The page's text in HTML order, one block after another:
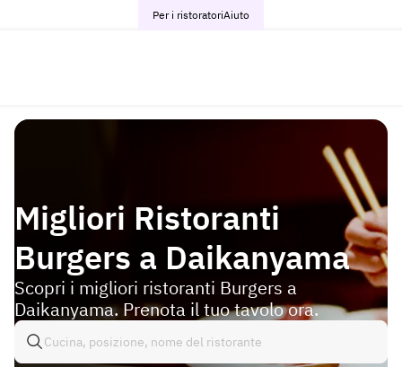
Per i ristoratoriAiuto
Migliori Ristoranti
Burgers a Daikanyama
Scopri i migliori ristoranti Burgers a
Daikanyama. Prenota il tuo tavolo ora.